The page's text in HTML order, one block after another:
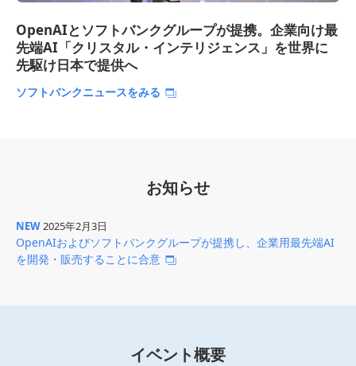
OpenAIとソフトバンクグループが提携。企業向け最
先端AI「クリスタル・インテリジェンス」を世界に
先駆け日本で提供へ
ソフトバンクニュースをみる
お知らせ
NEW2025年2月3日
OpenAIおよびソフトバンクグループが提携し、企業用最先端AI
を開発・販売することに合意
イベント概要